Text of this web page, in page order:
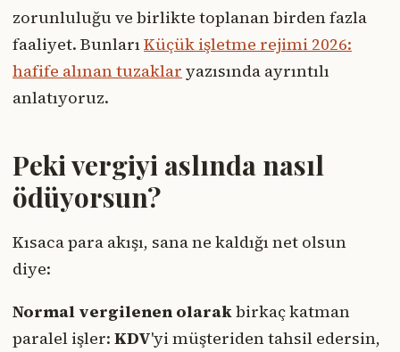
zorunluluğu ve birlikte toplanan birden fazla
faaliyet. BunlarıKüçük işletme rejimi 2026:
hafife alınan tuzaklar yazısında ayrıntılı
anlatıyoruz.
Peki vergiyi aslında nasıl
ödüyorsun?
Kısaca para akışı, sana ne kaldığı net olsun
diye:
Normal vergilenen olarakbirkaç katman
paralel işler: KDV'yi müşteriden tahsil edersin,